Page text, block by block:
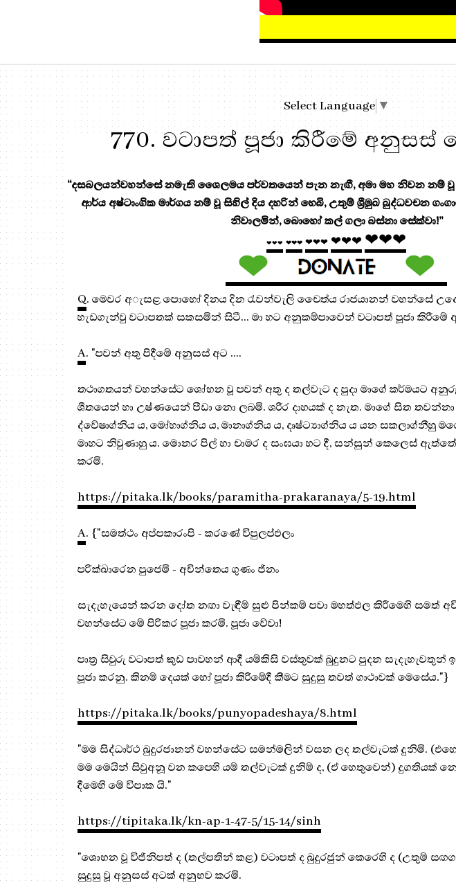
Select Language ▼
770. වටාපත් පූජා කිරීමේ අනුසස්
“දසබලයන්වහන්සේ නමැති ශෛලමය පර්වතයෙන් පැන නැඟී, අමා මහ නිවන නම්
ආර්ය අෂ්ටාංගික මාර්ගය නම් වූ සිහිල් දිය දහරින් හෙබි, උතුම් ශ්‍රීමුඛ බුද්ධවචන
නිවාලමින්, බොහෝ කල් ගලා බස්නා සේක්වා!”
❤❤❤ ❤❤❤ ❤❤❤ ❤❤❤ ❤❤❤
Q. මෙවර අැසළ පොහෝ දිනය දින රැවන්වැලි චෙෙත්ය රාජයානන් වහන්සේ
හැඩගැන්වු වටාපතක් සකසමින් සිටී... මා හට අනුකම්පාවෙන් වටාපත් පූජා කිරීමේ
A. "පවන් අතු පිදීමේ අනුසස් අට ....
තථාගතයන් වහන්සේට ශෝභන වූ පවන් අතු ද තල්වැට ද පුදා මාගේ කර්මයට
ශීතයෙන් හා උෂ්ණයෙන් පීඩා නො ලබමි. ශරීර දාහයක් ද නැත. මාගේ සිත තවන්නා
ද්වේෂාග්නිය ය, මෝහාග්නිය ය, මානාග්නිය ය, දෘෂ්ට්‍යාග්නිය ය යන සකලාග්නීහු
මාහට නිවුණාහු ය. මොනර පිල් හා චාමර ද සංඝයා හට දී, සන්සුන් කෙලෙස්
කරමි.
https://pitaka.lk/books/paramitha-prakaranaya/5-19.html
A. {"සමත්ථං අප්පකාරංපි - කරණේ විපුලප්ඵලං
පරික්ඛාරෙන පුජෙමි - අචින්තෙ‍ය ගුණං ජිනං
සැදැහැයෙන් කරන දෝත නඟා වැඳීම් සුළු පින්කම් පවා මහත්ඵල කිරීමෙහි
වහන්සේට මේ පිරිකර පූජා කරමි. පූජා වේවා!
පාත්‍ර සිවුරු වටාපත් කුඩ පාවහන් ආදී යම්කිසි වස්තුවක් බුදුනට පුදන සැදැහැවතුන්
පූජා කරනු. කිනම් දෙයක් හෝ පූජා කිරීමේදී කීමට සුදුසු තවත් ගාථාවක් මෙසේය."}
https://pitaka.lk/books/punyopadeshaya/8.html
"මම සිද්ධාර්ථ බුදුරජානන් වහන්සේට සමන්මලින් වසන ලද තල්වැටක් දුනිමි.
මම මෙයින් සිවුඅනූ වන කපෙහි යම් තල්වැටක් දුනිම් ද, (ඒ හෙතුවෙන්) දුගතියක්
දීමෙහි මේ විපාක යි."
https://tipitaka.lk/kn-ap-1-47-5/15-14/sinh
"ශොභන වූ විජිනිපත් ද (තල්පතින් කළ) වටාපත් ද බුදුරජුන් කෙරෙහි ද (උතුම්
සුදුසු වූ අනුසස් අටක් අනුභව කරමි.